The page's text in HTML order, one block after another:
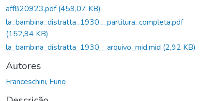
aff820923.pdf(459,07 KB)
la_bambina_distratta_1930__partitura_completa.pdf
(152,94 KB)
la_bambina_distratta_1930__arquivo_mid.mid (2,92 KB)
Autores
Franceschini, Furio